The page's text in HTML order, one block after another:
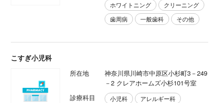
ホワイトニング
クリーニング
歯周病
一般歯科 その他
こすぎ小児科
所在地
神奈川県川崎市中原区小杉町3－249
－2 クレアホームズ小杉101号室
診療科目
小児科 アレルギー科